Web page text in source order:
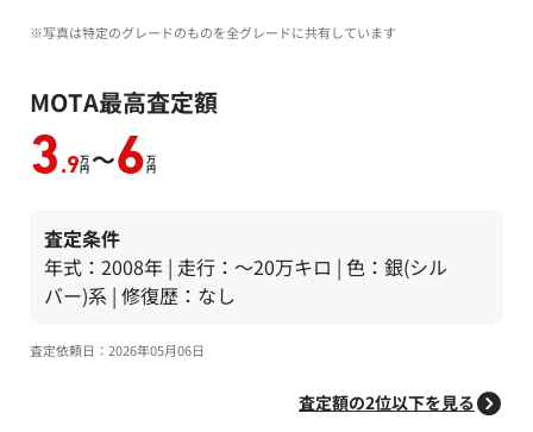
※写真は特定のグレードのものを全グレードに共有しています
MOTA最高査定額
3 .9万
円 ～6万
円
査定条件
年式：2008年 | 走行：～20万キロ | 色：銀(シル
バー)系 | 修復歴：なし
査定依頼日：2026年05月06日
査定額の2位以下を見る